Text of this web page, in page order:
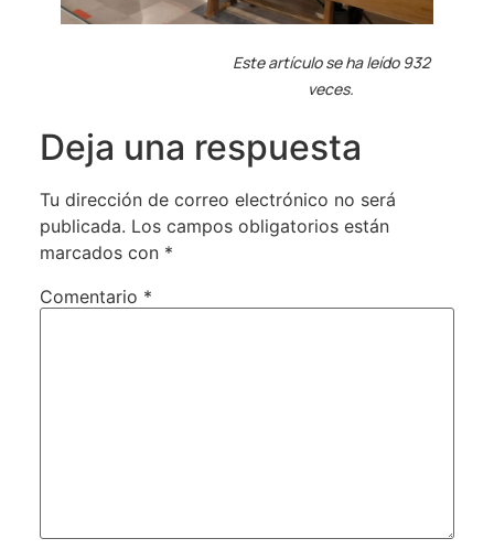
Este artículo se ha leído 932
veces.
Deja una respuesta
Tu dirección de correo electrónico no será
publicada. Los campos obligatorios están
marcados con *
Comentario *